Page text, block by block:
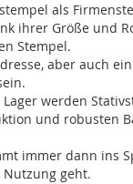
als
ihrer Größe und
Stempel.
aber auch
werden
und robusten
immer dann ins
geht.